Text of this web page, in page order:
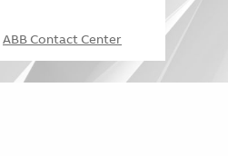
ABB Contact Center